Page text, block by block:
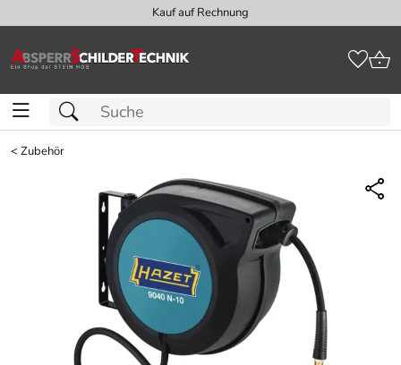
Kauf auf Rechnung
<Zubehör